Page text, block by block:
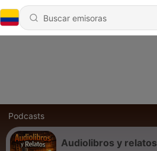
Podcasts
Audiolibros y relatos